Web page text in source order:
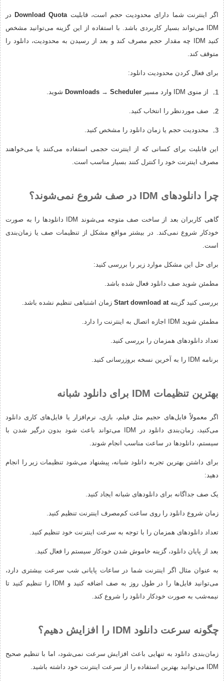
اگر اینترنت شما دارای محدودیت حجم است، قابلیتDownload Quota در
IDM می‌تواند بسیار کاربردی باشد. با استفاده از این گزینه می‌توانید مشخص
کنید IDM چه مقدار حجم مصرف کند و بعد از رسیدن به محدودیت، دانلود را
متوقف کند.
برای فعال کردن محدودیت دانلود:
از منوی IDM وارد مسیر Downloads → Scheduler شوید.
صف موردنظر را انتخاب کنید.
محدودیت حجم یا زمان دانلود را مشخص کنید.
این قابلیت برای کسانی که از اینترنت حجمی استفاده می‌کنند یا می‌خواهند
مصرف اینترنت خود را کنترل کنند بسیار مناسب است.
چرا دانلودهای IDM در صف شروع نمی‌شوند؟
گاهی کاربران بعد از ساخت صف متوجه می‌شوند IDM دانلودها را به صورت
خودکار شروع نمی‌کند. در بیشتر مواقع مشکل از تنظیمات صف یا زمان‌بندی
است.
برای حل این مشکل موارد زیر را بررسی کنید:
مطمئن شوید صف دانلود فعال شده باشد.
بررسی کنید گزینهStart download at زمان اشتباهی تنظیم نشده باشد.
مطمئن شوید IDM اجازه اتصال به اینترنت را دارد.
تعداد دانلودهای همزمان را بررسی کنید.
برنامه IDM را به آخرین نسخه بروزرسانی کنید.
بهترین تنظیمات IDM برای دانلود شبانه
اگر معمولاً فایل‌های حجیم مثل فیلم، بازی، نرم‌افزار یا فایل‌های کاری دانلود
می‌کنید، زمان‌بندی دانلود در IDM می‌تواند باعث شود بدون درگیر شدن با
سیستم، دانلودها در ساعت مناسب انجام شوند.
برای داشتن بهترین تجربه دانلود شبانه، پیشنهاد می‌شود تنظیمات زیر را انجام
دهید:
یک صف جداگانه برای دانلودهای شبانه ایجاد کنید.
زمان شروع دانلود را روی ساعت کم‌مصرف اینترنت تنظیم کنید.
تعداد دانلودهای همزمان را با توجه به سرعت اینترنت خود تنظیم کنید.
بعد از پایان دانلود، گزینه خاموش شدن خودکار سیستم را فعال کنید.
به عنوان مثال اگر اینترنت شما در ساعات پایانی شب سرعت بیشتری دارد،
می‌توانید فایل‌ها را در طول روز به صف اضافه کنید و IDM را تنظیم کنید تا
نیمه‌شب به صورت خودکار دانلود را شروع کند.
چگونه سرعت دانلود IDM را افزایش دهیم؟
زمان‌بندی دانلود به تنهایی باعث افزایش سرعت نمی‌شود، اما با تنظیم صحیح
IDM می‌توانید بهترین استفاده را از سرعت اینترنت خود داشته باشید.